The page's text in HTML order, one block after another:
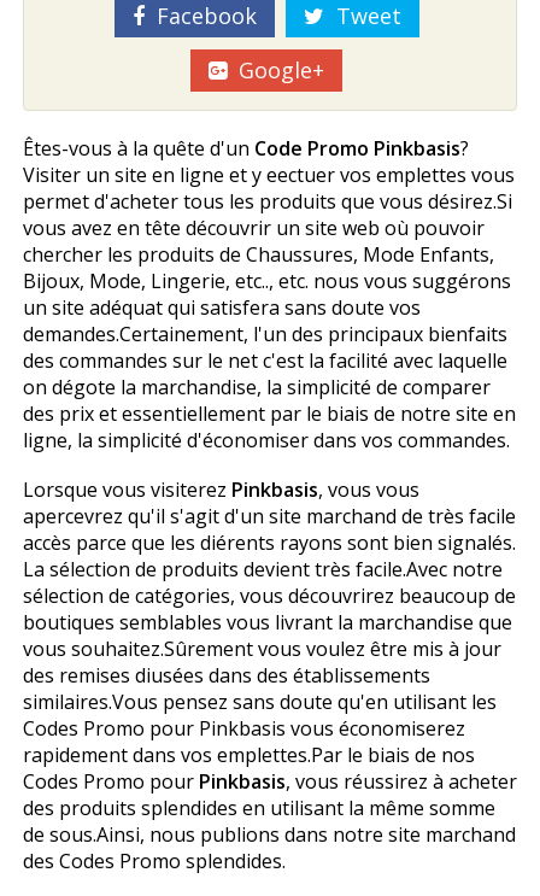
Facebook
Tweet
Google+
Êtes-vous à la quête d'un Code Promo Pinkbasis?
Visiter un site en ligne et y effectuer vos emplettes vous
permet d'acheter tous les produits que vous désirez.Si
vous avez en tête découvrir un site web où pouvoir
chercher les produits de Chaussures, Mode Enfants,
Bijoux, Mode, Lingerie, etc.., etc. nous vous suggérons
un site adéquat qui satisfera sans doute vos
demandes.Certainement, l'un des principaux bienfaits
des commandes sur le net c'est la facilité avec laquelle
on dégote la marchandise, la simplicité de comparer
des prix et essentiellement par le biais de notre site en
ligne, la simplicité d'économiser dans vos commandes.
Lorsque vous visiterez Pinkbasis, vous vous
apercevrez qu'il s'agit d'un site marchand de très facile
accès parce que les différents rayons sont bien signalés.
La sélection de produits devient très facile.Avec notre
sélection de catégories, vous découvrirez beaucoup de
boutiques semblables vous livrant la marchandise que
vous souhaitez.Sûrement vous voulez être mis à jour
des remises diffusées dans des établissements
similaires.Vous pensez sans doute qu'en utilisant les
Codes Promo pour Pinkbasis vous économiserez
rapidement dans vos emplettes.Par le biais de nos
Codes Promo pour Pinkbasis, vous réussirez à acheter
des produits splendides en utilisant la même somme
de sous.Ainsi, nous publions dans notre site marchand
des Codes Promo splendides.